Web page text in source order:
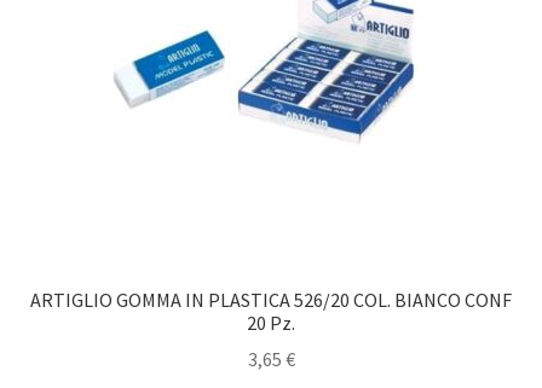
ARTIGLIO GOMMA IN PLASTICA 526/20 COL. BIANCO CONF
20 Pz.
3,65 €